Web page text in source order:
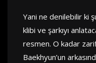
Yani ne denilebilir ki
klibi ve şarkıyı
resmen. O kadar
Baekhyun’un